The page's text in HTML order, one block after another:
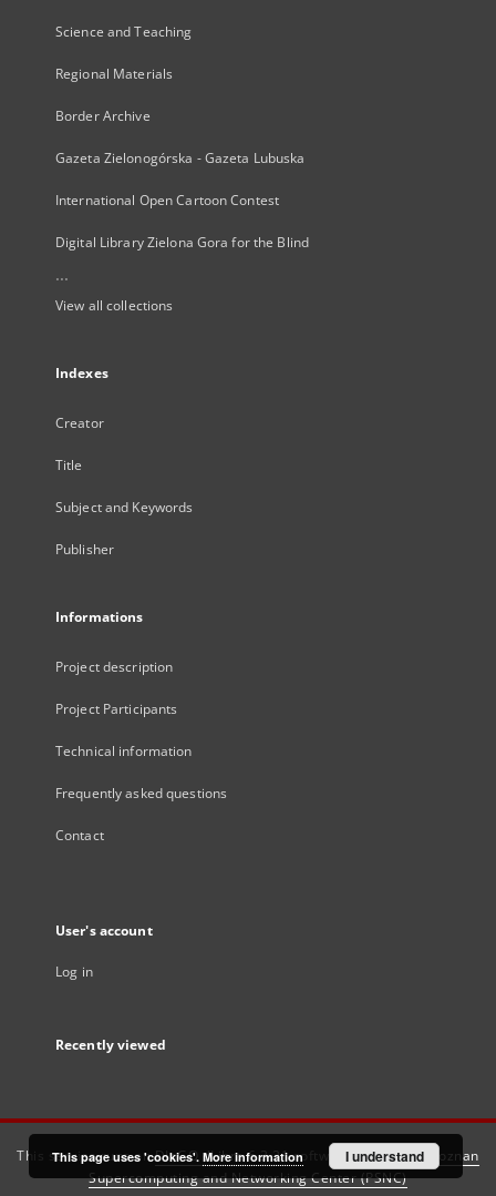
Science and Teaching
Regional Materials
Border Archive
Gazeta Zielonogórska - Gazeta Lubuska
International Open Cartoon Contest
Digital Library Zielona Gora for the Blind
...
View all collections
Indexes
Creator
Title
Subject and Keywords
Publisher
Informations
Project description
Project Participants
Technical information
Frequently asked questions
Contact
User's account
Log in
Recently viewed
This service runs onDInGO dLibra 6.3.21software created by
Poznan
Supercomputing and Networking Center (PSNC)
This page uses 'cookies'. More information I understand